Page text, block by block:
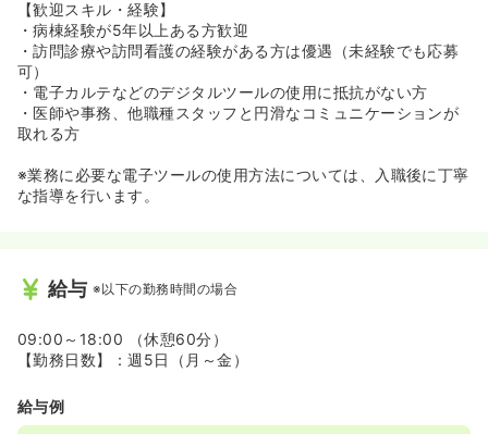
【歓迎スキル・経験】
・病棟経験が5年以上ある方歓迎
・訪問診療や訪問看護の経験がある方は優遇（未経験でも応募
可）
・電子カルテなどのデジタルツールの使用に抵抗がない方
・医師や事務、他職種スタッフと円滑なコミュニケーションが
取れる方
※業務に必要な電子ツールの使用方法については、入職後に丁寧
な指導を行います。
給与 ※以下の勤務時間の場合
09:00～18:00 （休憩60分）
【勤務日数】：週5日（月～金）
給与例